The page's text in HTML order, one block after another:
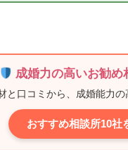
成婚力の高いお勧め
と口コミから、成婚能力の
おすすめ相談所10社